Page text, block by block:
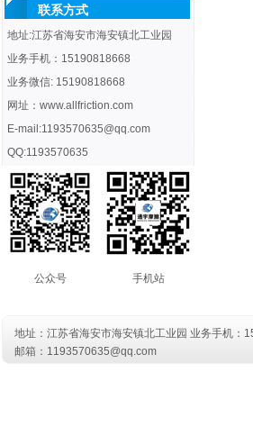
联系方式
地址:江苏省海安市海安镇北工业园
业务手机：15190818668
业务微信: 15190818668
网址：www.allfriction.com
E-mail:1193570635@qq.com
QQ:1193570635
公众号 手机站
地址：江苏省海安市海安镇北工业园 业务手机：
邮箱：1193570635@qq.com